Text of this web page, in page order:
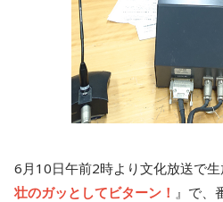
6月10日午前2時より文化放送で
壮のガッとしてビターン！ 』で、